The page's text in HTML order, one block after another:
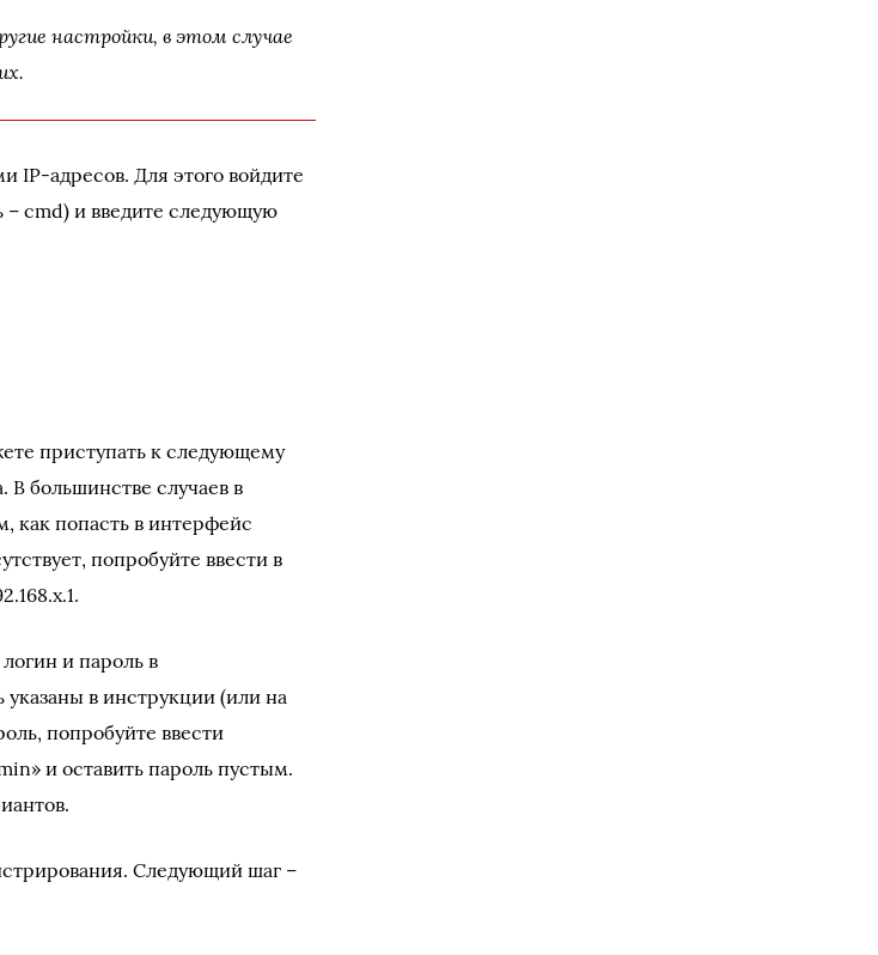
настройки, в этом случае
IP-адресов. Для этого войдите
cmd) и введите следующую
приступать к следующему
большинстве случаев в
как попасть в интерфейс
попробуйте ввести в
и пароль в
в инструкции (или на
попробуйте ввести
и оставить пароль пустым.
Следующий шаг –